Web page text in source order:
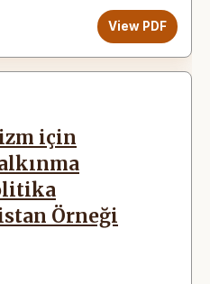
View PDF
için
Örneği